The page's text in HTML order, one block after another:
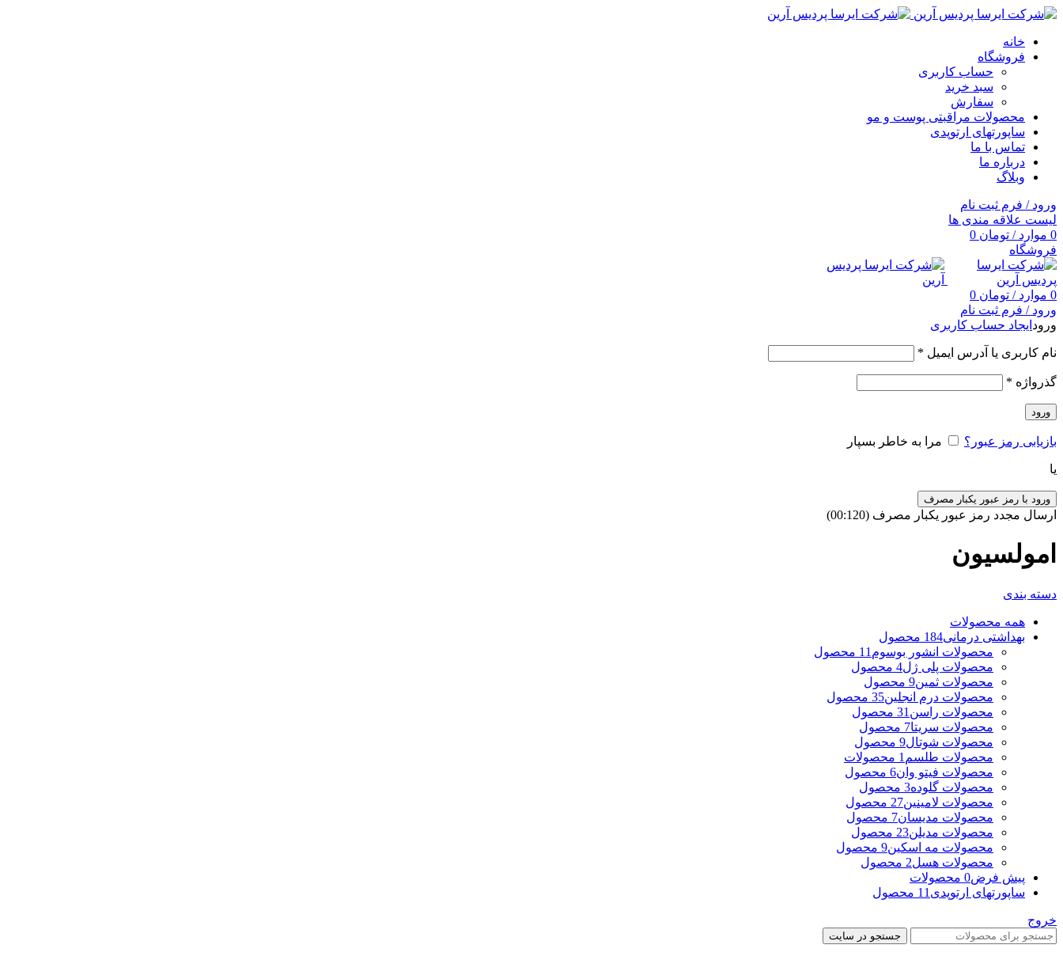
خانه
فروشگاه
حساب کاربری
سبد خرید
سفارش
محصولات مراقبتی پوست و مو
ساپورتهای ارتوپدی
تماس با ما
درباره ما
وبلاگ
ورود / فرم ثبت نام
لیست علاقه مندی ها
0 موارد / تومان
فروشگاه
0 موارد / تومان
ورود / فرم ثبت نام
ورود ایجاد حساب کاربری
نام کاربری یا آدرس ایمیل *
گذرواژه *
ورود
بازیابی رمز عبور؟ مرا به خاطر بسپار
یا
ورود با رمز عبور یکبار مصرف
ارسال مجدد رمز عبور یکبار مصرف (00:
120
)
امولسیون
دسته بندی
همه محصولات
بهداشتی درمانی184 محصول
محصولات انشور بوسوم 11 محصول
محصولات پلی ژل4 محصول
محصولات ثمین9 محصول
محصولات درم انجلین35 محصول
محصولات راسن 31 محصول
محصولات سریتا7 محصول
محصولات شوتال9 محصول
محصولات طلسم 1 محصولات
محصولات فیتو وان6 محصول
محصولات گلوده3 محصول
محصولات لامینین27 محصول
محصولات مدیسان7 محصول
محصولات مدیلن23 محصول
محصولات مه اسکین9 محصول
محصولات هسل2 محصول
پیش فرض0 محصولات
ساپورتهای ارتوپدی 11 محصول
خروج
جستجو در سایت